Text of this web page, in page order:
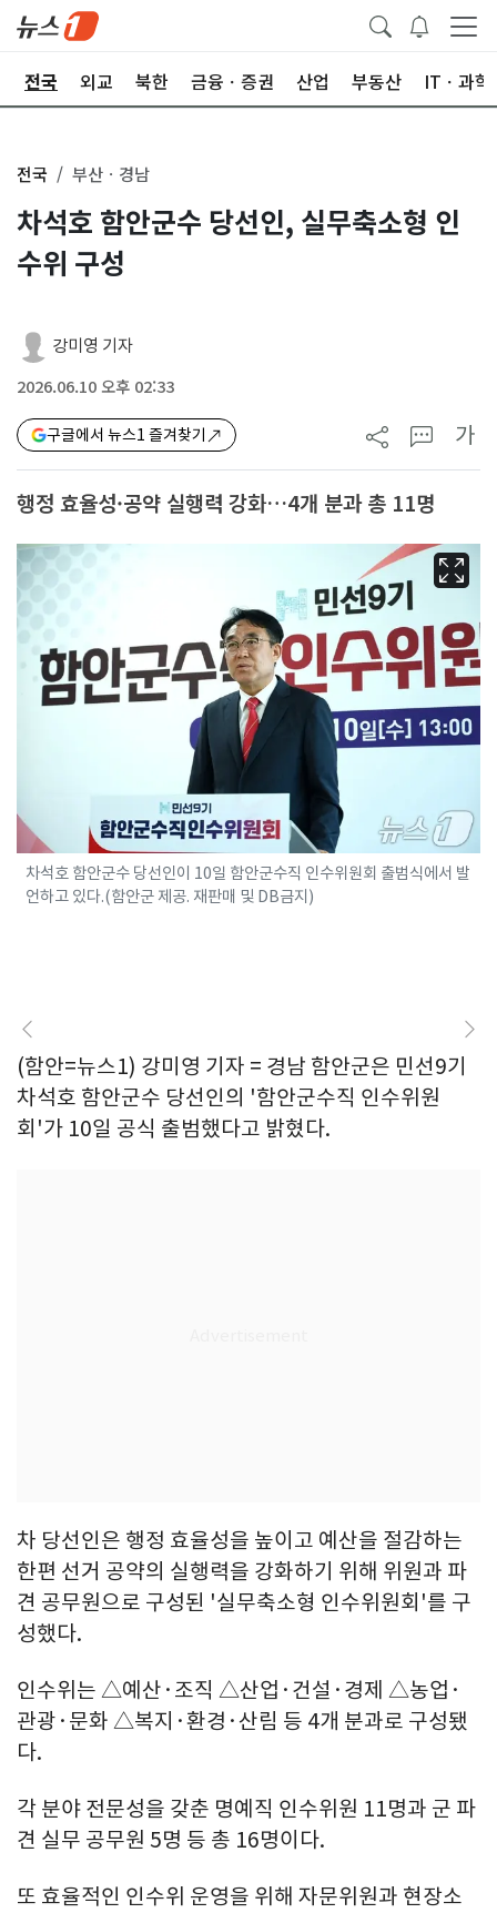
전국 외교 북한 금융ㆍ증권 산업 부동산 ITㆍ과학
전국 부산ㆍ경남
차석호 함안군수 당선인, 실무축소형 인
수위 구성
강미영 기자
2026.06.10 오후 02:33
구글에서 뉴스1 즐겨찾기 가
행정 효율성·공약 실행력 강화…4개 분과 총 11명
차석호 함안군수 당선인이 10일 함안군수직 인수위원회 출범식에서 발
언하고 있다.(함안군 제공. 재판매 및 DB금지)
(함안=뉴스1) 강미영 기자 = 경남 함안군은 민선9기
차석호 함안군수 당선인의 '함안군수직 인수위원
회'가 10일 공식 출범했다고 밝혔다.
차 당선인은 행정 효율성을 높이고 예산을 절감하는
한편 선거 공약의 실행력을 강화하기 위해 위원과 파
견 공무원으로 구성된 '실무축소형 인수위원회'를 구
성했다.
인수위는 △예산·조직 △산업·건설·경제 △농업·
관광·문화 △복지·환경·산림 등 4개 분과로 구성됐
다.
각 분야 전문성을 갖춘 명예직 인수위원 11명과 군 파
견 실무 공무원 5명 등 총 16명이다.
또 효율적인 인수위 운영을 위해 자문위원과 현장소